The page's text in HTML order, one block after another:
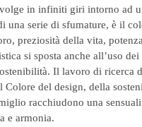
in infiniti giri intorno ad
serie di sfumature, è il
preziosità della vita,
si sposta anche all’uso
Il lavoro di ricerca
del design, della
racchiudono una
e armonia.